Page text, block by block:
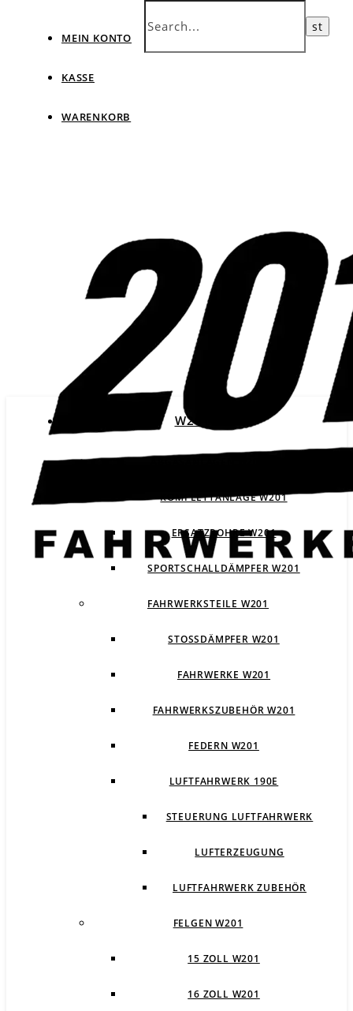
MEIN KONTO
KASSE
WARENKORB
W201
KOMPLETTANLAGE W201
ERSATZROHRE W201
SPORTSCHALLDÄMPFER W201
FAHRWERKSTEILE W201
STOSSDÄMPFER W201
FAHRWERKE W201
FAHRWERKSZUBEHÖR W201
FEDERN W201
LUFTFAHRWERK 190E
STEUERUNG LUFTFAHRWERK
LUFTERZEUGUNG
LUFTFAHRWERK ZUBEHÖR
FELGEN W201
15 ZOLL W201
16 ZOLL W201